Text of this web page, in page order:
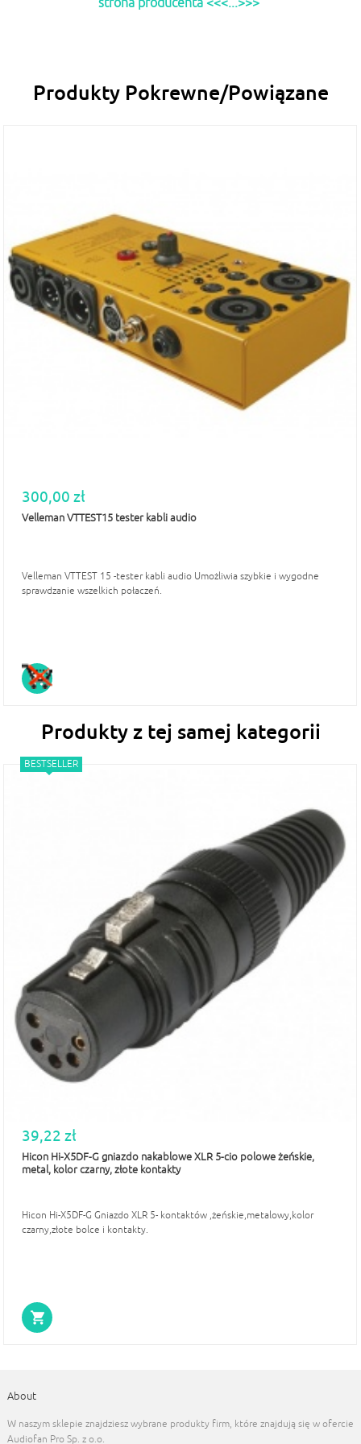
Produkty Pokrewne/Powiązane
300,00 zł
Velleman VTTEST15 tester kabli audio
Velleman VTTEST 15 -tester kabli audio Umożliwia szybkie i wygodne
sprawdzanie wszelkich połaczeń.
Produkty z tej samej kategorii
BESTSELLER
39,22 zł
Hicon Hi-X5DF-G gniazdo nakablowe XLR 5-cio polowe żeńskie,
metal, kolor czarny, złote kontakty
Hicon Hi-X5DF-G Gniazdo XLR 5- kontaktów ,żeńskie,metalowy,kolor
czarny,złote bolce i kontakty.
About
W naszym sklepie znajdziesz wybrane produkty firm, które znajdują się w ofercie
Audiofan Pro Sp. z o.o.